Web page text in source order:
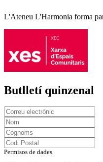
L'Ateneu L'Harmonia forma
Butlletí quinzenal
Permisos de dades